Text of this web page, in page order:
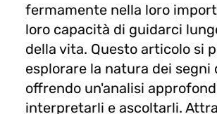
fermamente nella loro
loro capacità di guidarci
della vita. Questo articolo si
esplorare la natura dei segni
offrendo un'analisi
interpretarli e ascoltarli.